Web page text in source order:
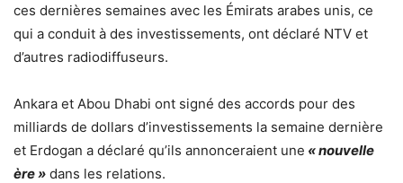
ces dernières semaines avec les Émirats arabes unis, ce
qui a conduit à des investissements, ont déclaré NTV et
d’autres radiodiffuseurs.
Ankara et Abou Dhabi ont signé des accords pour des
milliards de dollars d’investissements la semaine dernière
et Erdogan a déclaré qu’ils annonceraient une « nouvelle
ère » dans les relations.